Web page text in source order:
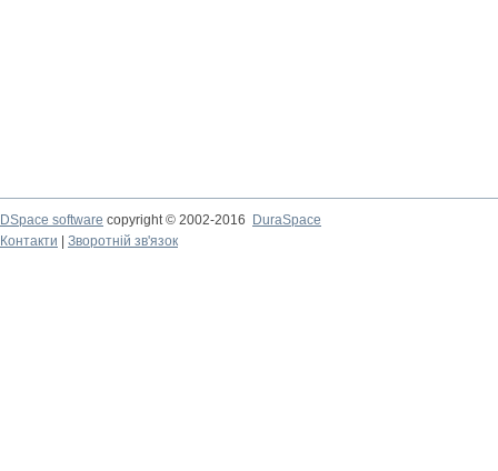
DSpace software copyright © 2002-2016
DuraSpace
Контакти
Зворотній зв'язок